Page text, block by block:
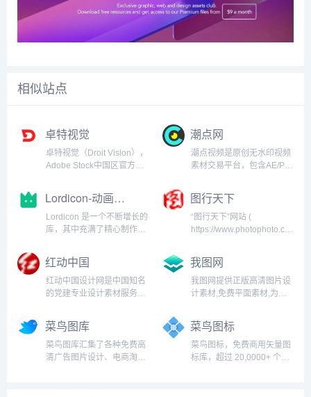
相似站点
卓特视觉
卓特视觉（Droit Vision），
Adobe Stock中国区官方合
内的高质量图片、矢量插
画、高清视频及音效音乐等
素材资源，专注于为新媒
体、设计、广告、各类垂直
潮点网
潮点视频是原创无水印视频
素材交易平台，包含AE/PR
材等，是企业值得信赖的可
商用视频素材网站。潮点网
隶属于上海韩影网络科技有
限公司，成立于2019年7
Lordicon-动画图标
Lordicon 是一个不断增长的
库，其中充满了精心制作的
在其他任何地方都找不到。
Lordicon is an animated
icon library with the 3...
图行天下
“图行天下”网站 (
https://www.photophoto.cn
图库资源及提供其他专业设
计资源服务的网站。在这里
用户可以自由上传自己的摄
影和设计作品。网站以摄...
红动中国
红动中国设计网是中国知名
的党建专业设计素材服务平
化墙、廉政文化、党建海
报，党建ppt等设计素材，
为设计师、政府社区和印刷
公司带来了极大的便利。...
我图网
我图网提供正版高清图片设
计素材,免费平面素材,为生
解决方案,包括背景墙/文化
墙/装饰画/包装/样机/CAD/
印花图案以及党政类的
PPT/Word/Excel模板下
菜鸟图库
菜鸟图库汇集了各种免费高
清广告图片设计、电商淘
菜鸟图标
菜鸟图标，免费商用矢量图
标库，超过 20,0000+ 个免